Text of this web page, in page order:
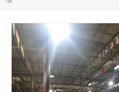
俄罗斯快递
深圳DHL国际快递
UPS国际快递